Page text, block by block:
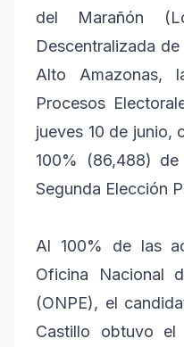
del Marañón
Descentralizada
Alto Amazonas,
Procesos
jueves 10 de junio,
100% (86,488)
Segunda Elección
Al 100% de las
Oficina Nacional
(ONPE), el
Castillo obtuvo